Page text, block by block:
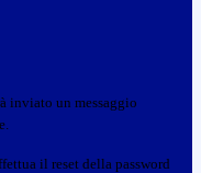
inviato un messaggio
il reset della password